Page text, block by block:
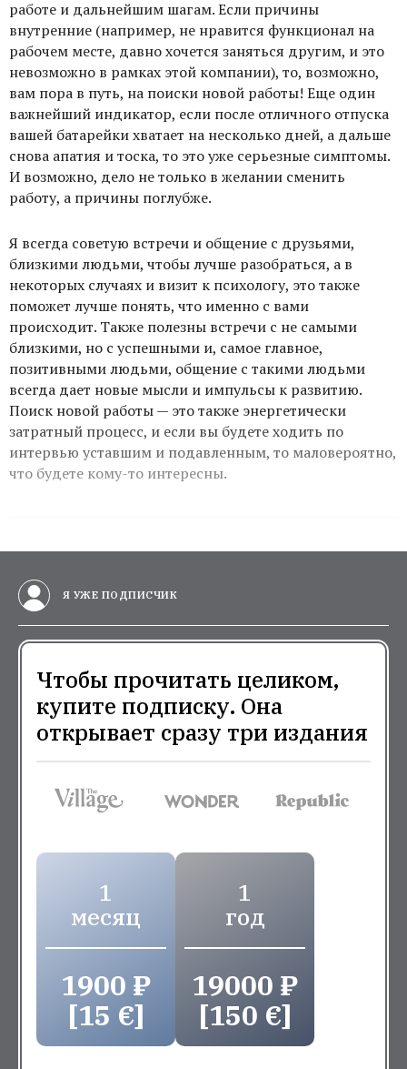
работе и дальнейшим шагам. Если причины
внутренние (например, не нравится функционал на
рабочем месте, давно хочется заняться другим, и это
невозможно в рамках этой компании), то, возможно,
вам пора в путь, на поиски новой работы! Еще один
важнейший индикатор, если после отличного отпуска
вашей батарейки хватает на несколько дней, а дальше
снова апатия и тоска, то это уже серьезные симптомы.
И возможно, дело не только в желании сменить
работу, а причины поглубже.
Я всегда советую встречи и общение с друзьями,
близкими людьми, чтобы лучше разобраться, а в
некоторых случаях и визит к психологу, это также
поможет лучше понять, что именно с вами
происходит. Также полезны встречи с не самыми
близкими, но с успешными и, самое главное,
позитивными людьми, общение с такими людьми
всегда дает новые мысли и импульсы к развитию.
Поиск новой работы — это также энергетически
затратный процесс, и если вы будете ходить по
интервью уставшим и подавленным, то маловероятно,
что будете кому-то интересны.
Я УЖЕ ПОДПИСЧИК
Чтобы прочитать целиком,
купите подписку. Она
открывает сразу три издания
1
месяц
1900 ₽
[15 €]
1
год
19000 ₽
[150 €]